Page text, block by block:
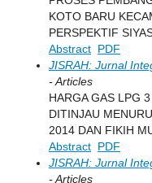
KOTO BARU
PERSPEKTIF
Abstract PDF
JISRAH: Jurnal
- Articles
HARGA GAS LPG
DITINJAU
2014 DAN FIKIH
Abstract PDF
JISRAH: Jurnal
- Articles